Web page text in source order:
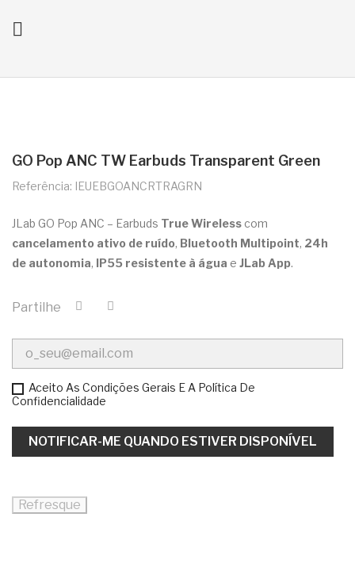

GO Pop ANC TW Earbuds Transparent Green
Referência: IEUEBGOANCRTRAGRN
JLab GO Pop ANC – Earbuds True Wireless com
cancelamento ativo de ruído, Bluetooth Multipoint, 24h
de autonomia, IP55 resistente à água e JLab App.
Partilhe
Aceito As Condições Gerais E A Política De
Confidencialidade
NOTIFICAR-ME QUANDO ESTIVER DISPONÍVEL